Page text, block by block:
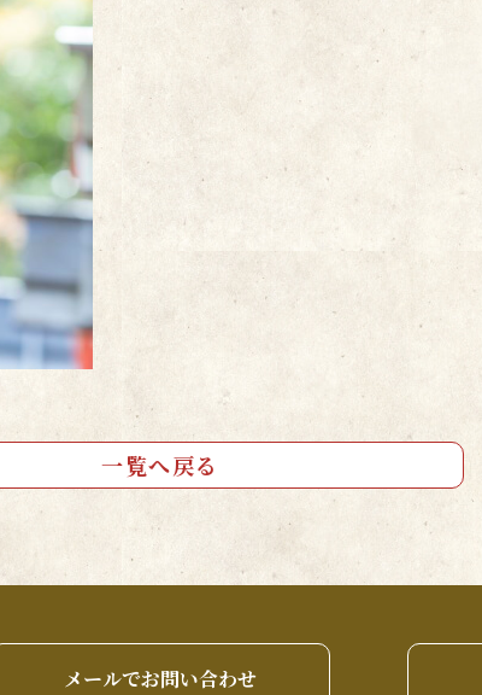
一覧へ戻る
メールでお問い合わせ